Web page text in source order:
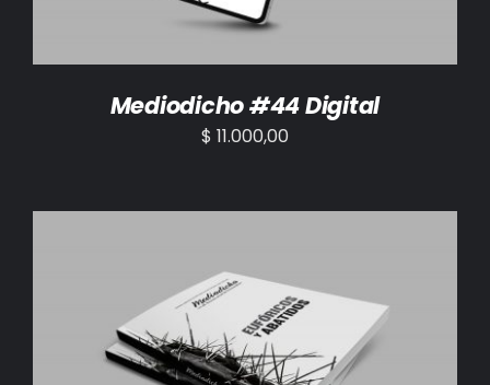
Mediodicho #44 Digital
$ 11.000,00
AÑADIR AL CARRITO / DETALLES